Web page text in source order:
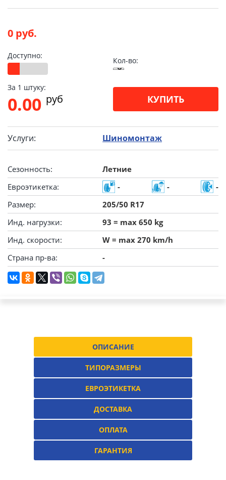
0 руб.
Доступно:
Кол-во:
За 1 штуку:
0.00 pуб КУПИТЬ
Услуги: Шиномонтаж
Сезонность:
Летние
Евроэтикетка:
- -
-
Размер:
205/50 R17
Инд. нагрузки:
93 = max 650 kg
Инд. скорости:
W = max 270 km/h
Страна пр-ва:
-
ОПИСАНИЕ
ТИПОРАЗМЕРЫ
ЕВРОЭТИКЕТКА
ДОСТАВКА
ОПЛАТА
ГАРАНТИЯ